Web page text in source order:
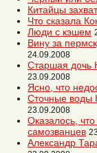
Китайцы
Что сказала
Люди с кэшем
Вину за
24.09.2008
Старшая дочь
23.09.2008
Ясно, что
Сточные воды
23.09.2008
Оказалось,
самозванцев
Александр